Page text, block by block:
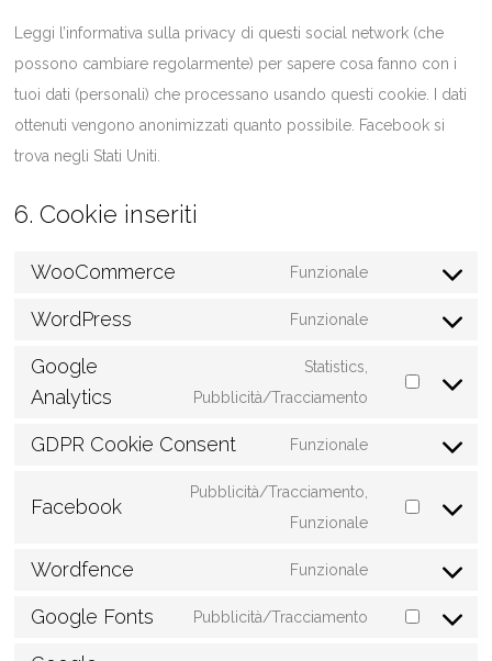
Leggi l’informativa sulla privacy di questi social network (che
possono cambiare regolarmente) per sapere cosa fanno con i
tuoi dati (personali) che processano usando questi cookie. I dati
ottenuti vengono anonimizzati quanto possibile. Facebook si
trova negli Stati Uniti.
6. Cookie inseriti
WooCommerce
Funzionale
WordPress
Funzionale
Google
Analytics
Statistics,
Pubblicità/Tracciamento
analytics
GDPR Cookie Consent
Funzionale
consent
Facebook
Pubblicità/Tracciamento,
Funzionale
facebook
Wordfence
Funzionale
Google Fonts
Pubblicità/Tracciamento